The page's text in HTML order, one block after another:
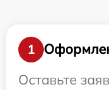
1
Оставьте